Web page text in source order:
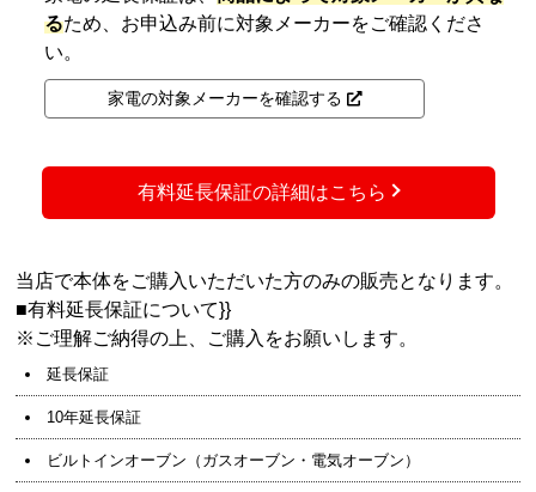
るため、お申込み前に対象メーカーをご確認くださ
い。
家電の対象メーカーを確認する
有料延長保証の詳細はこちら
当店で本体をご購入いただいた方のみの販売となります。
■有料延長保証について}}
※ご理解ご納得の上、ご購入をお願いします。
延長保証
10年延長保証
ビルトインオーブン（ガスオーブン・電気オーブン）